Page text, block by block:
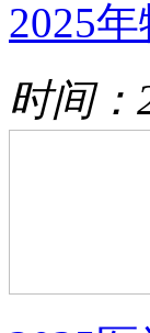
2025
时间：